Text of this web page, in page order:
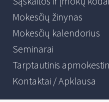
Mokesčių žinynas
Mokesčių kalendorius
Seminarai
Tarptautinis
Kontaktai / Apklausa